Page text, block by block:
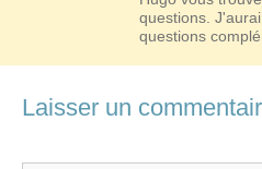
questions.
questions
Laisser un